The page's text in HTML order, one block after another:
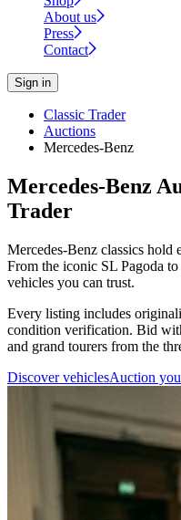
About us
Press
Contact
Sign in
Classic Trader
Auctions
Mercedes-Benz
Mercedes-Benz
Trader
Mercedes-Benz classics hold
From the iconic SL Pagoda
vehicles you can trust.
Every listing includes
condition verification. Bid
and grand tourers from the
Discover vehiclesAuction